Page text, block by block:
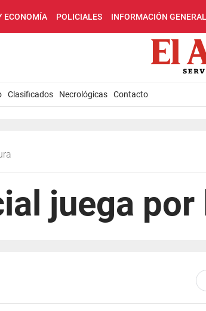
ECONOMÍA POLICIALES INFORMACIÓN GENERAL
Clasificados Necrológicas Contacto
juega